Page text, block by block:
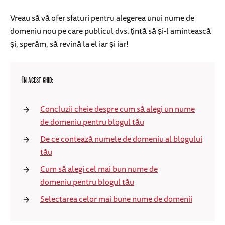
Vreau să vă ofer sfaturi pentru alegerea unui nume de
domeniu nou pe care publicul dvs. țintă să și-l amintească
și, sperăm, să revină la el iar și iar!
ÎN ACEST GHID:
Concluzii cheie despre cum să alegi un nume
de domeniu pentru blogul tău
De ce contează numele de domeniu al blogului
tău
Cum să alegi cel mai bun nume de
domeniu pentru blogul tău
Selectarea celor mai bune nume de domenii